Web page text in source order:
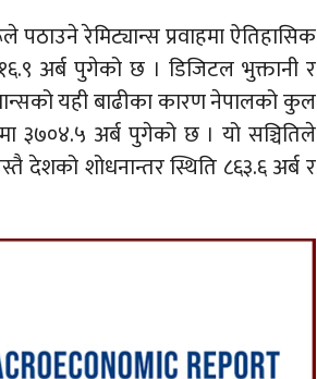
रेमिट्यान्स प्रवाहमा ऐतिहासिक
अर्ब पुगेको छ । डिजिटल भुक्तानी र
यही बाढीका कारण नेपालको कुल
३७०४.५ अर्ब पुगेको छ । यो सञ्चितिले
देशको शोधनान्तर स्थिति ८६३.६ अर्ब र